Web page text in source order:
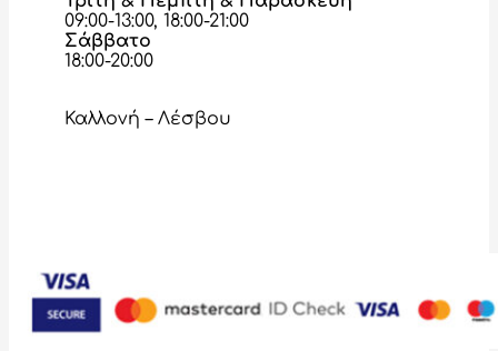
09:00-13:00, 18:00-21:00
Σάββατο
18:00-20:00
Καλλονή – Λέσβου